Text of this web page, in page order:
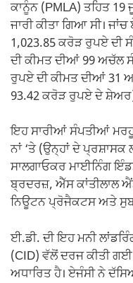
ਕਾਨੂੰਨ (PMLA) ਤਹਿਤ
ਜਾਰੀ ਕੀਤਾ ਗਿਆ ਸੀ।
1,023.85 ਕਰੋੜ ਰੁਪਏ ਦੀ
ਦੀ ਕੀਮਤ ਦੀਆਂ 99 ਅਚੱਲ
ਰੁਪਏ ਦੀ ਕੀਮਤ ਦੀਆਂ 31
93.42 ਕਰੋੜ ਰੁਪਏ ਦੇ
ਇਹ ਸਾਰੀਆਂ ਸੰਪਤੀਆਂ
ਨਾਂ ‘ਤੇ (ਉਨ੍ਹਾਂ ਦੇ ਪ੍ਰਸ਼ਾਸਕ
ਸਾਲਗਾਓਕਰ ਮਾਈਨਿੰਗ
ਬ੍ਰਦਰਜ਼, ਐੱਸ ਕਾਂਤੀਲਾਲ
ਨਿਊਟਨ ਪ੍ਰੋਜੈਕਟਸ ਅਤੇ
ਈ.ਡੀ. ਦੀ ਇਹ ਮਨੀ
(CID) ਵੱਲੋਂ ਦਰਜ ਕੀਤੀ
ਅਧਾਰਿਤ ਹੈ। ਏਜੰਸੀ ਨੇ